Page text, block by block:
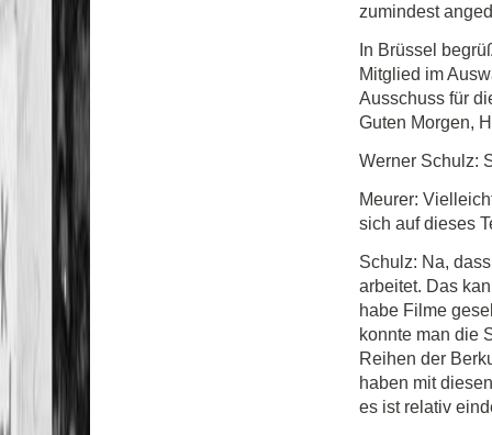
zumindest
In Brüssel
Mitglied im
Ausschuss für
Guten Morgen,
Werner Schulz:
Meurer:
sich auf dieses
Schulz: Na,
arbeitet. Das
habe Filme
konnte man die
Reihen der
haben mit
es ist relativ